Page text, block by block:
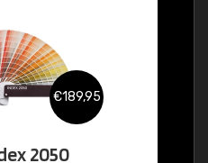
€189,95
2050